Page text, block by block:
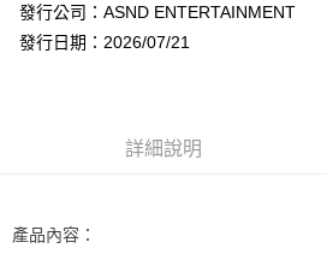
街口支付
１．簡單：不需註冊會員、不需綁卡、不需儲值
運送方式
發行公司：ASND ENTERTAINMENT
發行日期：2026/07/21
詳細說明
產品內容：